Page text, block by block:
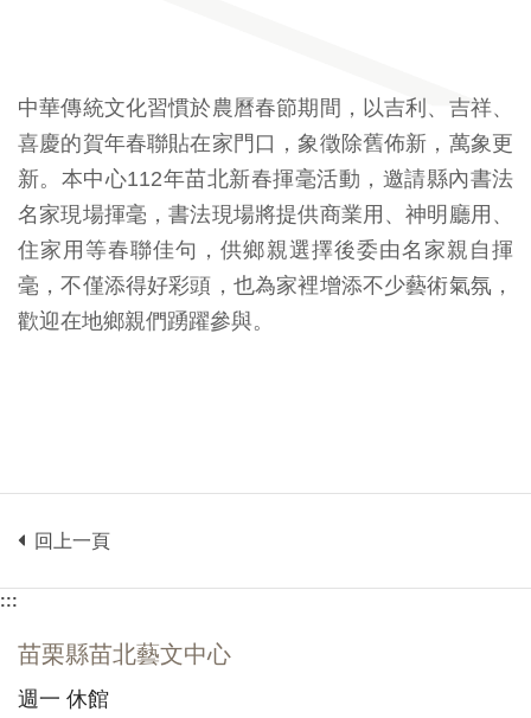
中華傳統文化習慣於農曆春節期間，以吉利、吉祥、
喜慶的賀年春聯貼在家門口，象徵除舊佈新，萬象更
新。本中心112年苗北新春揮毫活動，邀請縣內書法
名家現場揮毫，書法現場將提供商業用、神明廳用、
住家用等春聯佳句，供鄉親選擇後委由名家親自揮
毫，不僅添得好彩頭，也為家裡增添不少藝術氣氛，
歡迎在地鄉親們踴躍參與。
回上一頁
:::
苗栗縣苗北藝文中心
週一 休館